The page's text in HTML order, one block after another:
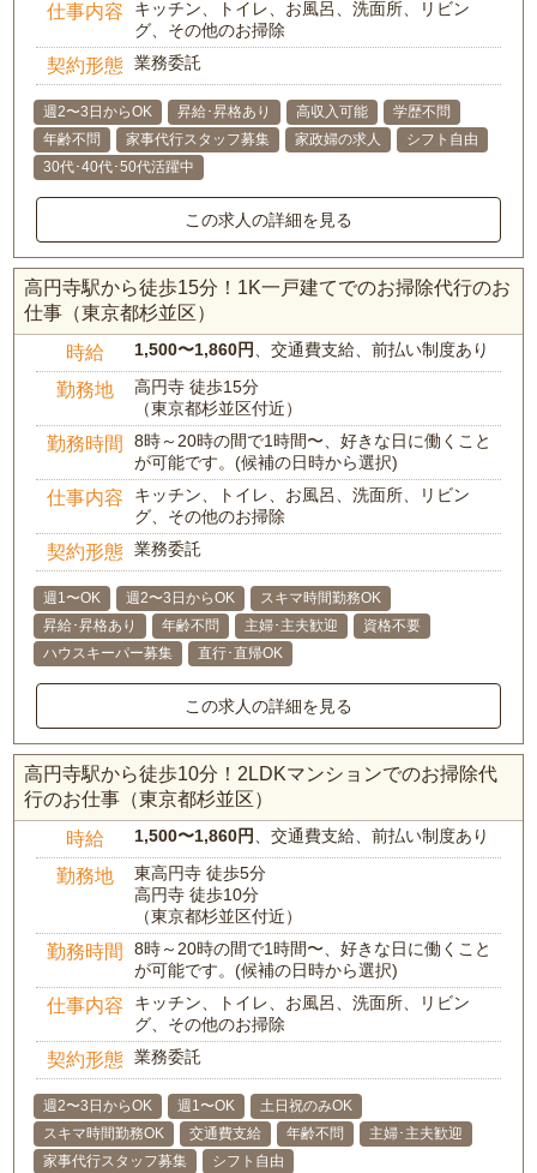
仕事内容
キッチン、トイレ、お風呂、洗面所、リビン
グ、その他のお掃除
契約形態 業務委託
週2〜3日からOK 昇給･昇格あり 高収入可能
学歴不問
年齢不問
家事代行スタッフ募集 家政婦の求人
シフト自由
30代･40代･50代活躍中
この求人の詳細を見る
高円寺駅から徒歩15分！1K一戸建てでのお掃除代行のお
仕事（東京都杉並区）
時給 1,500〜1,860円、交通費支給、前払い制度あり
勤務地
高円寺 徒歩15分
（東京都杉並区付近）
勤務時間
8時～20時の間で1時間〜、好きな日に働くこと
が可能です。(候補の日時から選択)
仕事内容
キッチン、トイレ、お風呂、洗面所、リビン
グ、その他のお掃除
契約形態 業務委託
週1〜OK 週2〜3日からOK
スキマ時間勤務OK
昇給･昇格あり
年齢不問 主婦･主夫歓迎
資格不要
ハウスキーパー募集
直行･直帰OK
この求人の詳細を見る
高円寺駅から徒歩10分！2LDKマンションでのお掃除代
行のお仕事（東京都杉並区）
時給 1,500〜1,860円、交通費支給、前払い制度あり
勤務地
東高円寺 徒歩5分
高円寺 徒歩10分
（東京都杉並区付近）
勤務時間
8時～20時の間で1時間〜、好きな日に働くこと
が可能です。(候補の日時から選択)
仕事内容
キッチン、トイレ、お風呂、洗面所、リビン
グ、その他のお掃除
契約形態 業務委託
週2〜3日からOK 週1〜OK
土日祝のみOK
スキマ時間勤務OK
交通費支給 年齢不問
主婦･主夫歓迎
家事代行スタッフ募集
シフト自由